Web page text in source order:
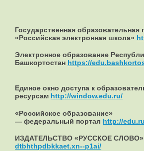
Государственная образовательная
«Российская электронная школа»
Электронное образование
Башкортостан https://
Единое окно доступа к
ресурсам http://window.edu.ru/
«Российское образование»
— федеральный портал http://
ИЗДАТЕЛЬСТВО «РУССКОЕ СЛОВО»
dtbhthpdbkkaet.xn--p1ai/